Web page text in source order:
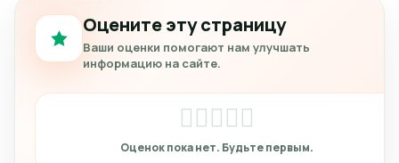
Оцените эту страницу
Ваши оценки помогают нам улучшать
информацию на сайте.